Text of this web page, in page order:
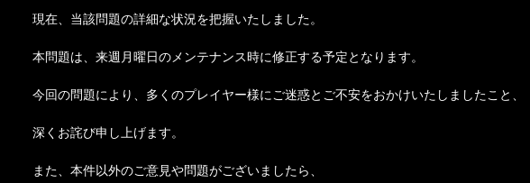
現在、当該問題の詳細な状況を把握いたしました。
本問題は、来週月曜日のメンテナンス時に修正する予定となります。
今回の問題により、多くのプレイヤー様にご迷惑とご不安をおかけいたしましたこと、
深くお詫び申し上げます。
また、本件以外のご意見や問題がございましたら、